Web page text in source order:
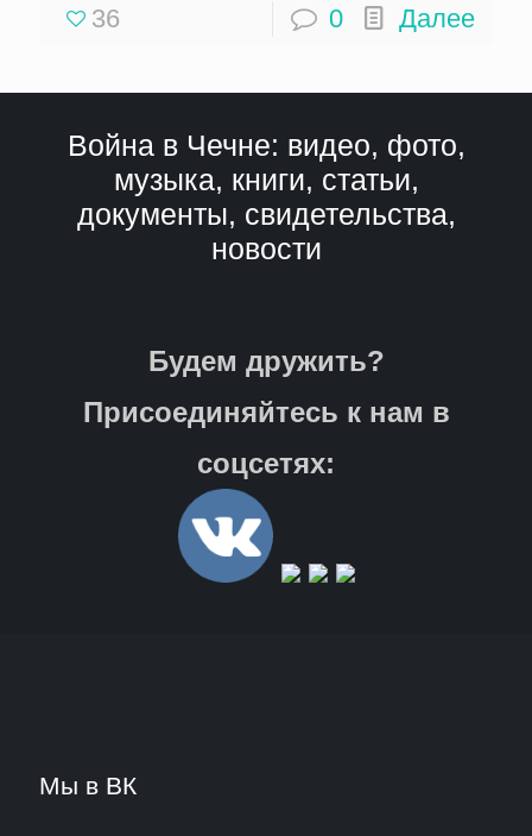
36 0 Далее
Война в Чечне: видео, фото,
музыка, книги, статьи,
документы, свидетельства,
новости
Будем дружить?
Присоединяйтесь к нам в
соцсетях:
Мы в ВК